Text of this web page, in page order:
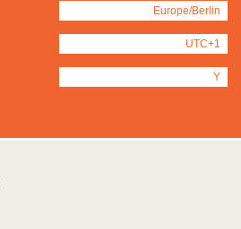
Europe/Berlin
UTC+1
Y